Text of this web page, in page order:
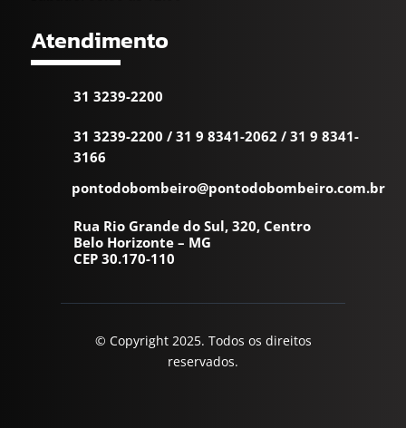
Atendimento
31 3239-2200
31 3239-2200 / 31 9 8341-2062 / 31 9 8341-
3166
pontodobombeiro@pontodobombeiro.com.br
Rua Rio Grande do Sul, 320, Centro
Belo Horizonte – MG
CEP 30.170-110
© Copyright 2025. Todos os direitos
reservados.